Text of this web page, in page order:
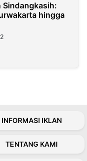
Sindangkasih:
hingga
INFORMASI IKLAN
TENTANG KAMI